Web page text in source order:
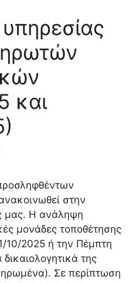
και
στην
μας. Η ανάληψη
μονάδες τοποθέτησης
10/2025 ή την Πέμπτη
της
Σε περίπτωση